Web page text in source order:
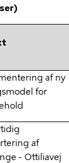
af ny
for
af
- Ottiliavej